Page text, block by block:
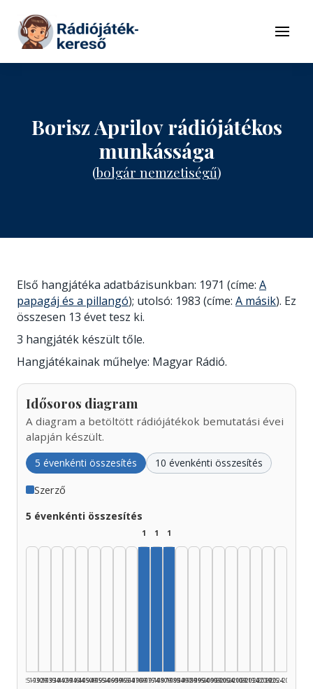
Tovább a tartalomhoz
Menü
Borisz Aprilov rádiójátékos
munkássága
(bolgár nemzetiségű)
Első hangjátéka adatbázisunkban: 1971 (címe: A
papagáj és a pillangó); utolsó: 1983 (címe: A másik). Ez
összesen 13 évet tesz ki.
3 hangjáték készült tőle.
Hangjátékainak műhelye: Magyar Rádió.
Idősoros diagram
A diagram a betöltött rádiójátékok bemutatási évei
alapján készült.
5 évenkénti összesítés 10 évenkénti összesítés
Szerző
5 évenkénti összesítés
1925–1929
1930–1934
1935–1939
1940–1944
1945–1949
1950–1954
1955–1959
1960–1964
1965–1969
1
1970–1974
1
1975–1979
1
1980–1984
1985–1989
1990–1994
1995–1999
2000–2004
2005–2009
2010–2014
2015–2019
2020–2024
2025–2026